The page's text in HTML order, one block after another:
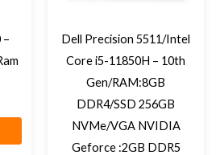
–
Dell Precision 5511/Intel
Core i5-11850H – 10th
Gen/RAM:8GB
DDR4/SSD 256GB
NVMe/VGA NVIDIA
Geforce :2GB DDR5